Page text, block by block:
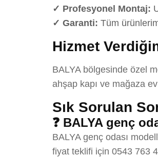
✓ Profesyonel Montaj:
✓ Garanti: Tüm
Hizmet
BALYA bölgesinde özel
ahşap kapı ve mağaza
Sık Sorulan
❓ BALYA genç
BALYA genç odası
fiyat teklifi için 0543 763